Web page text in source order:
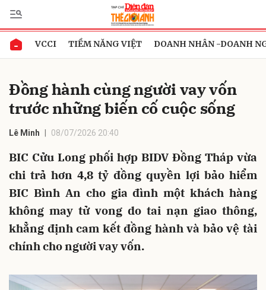
VCCI TIỀM NĂNG VIỆT DOANH NHÂN -DOANH
Đồng hành cùng người vay vốn
trước những biến cố cuộc sống
Lê Minh 08/07/2026 20:40
BIC Cửu Long phối hợp BIDV Đồng Tháp vừa
chi trả hơn 4,8 tỷ đồng quyền lợi bảo hiểm
BIC Bình An cho gia đình một khách hàng
không may tử vong do tai nạn giao thông,
khẳng định cam kết đồng hành và bảo vệ tài
chính cho người vay vốn.
Gửi bình luận
Hủy Gửi